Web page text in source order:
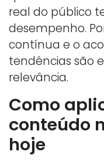
real do público
desempenho.
contínua e o
tendências são
relevância.
Como
conteúdo
hoje